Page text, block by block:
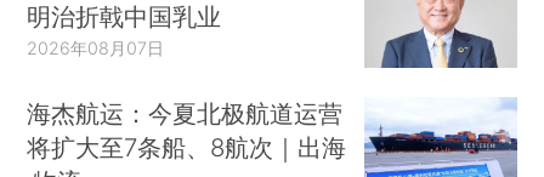
明治折戟中国乳业
2026年08月07日
海杰航运：今夏北极航道运营
将扩大至7条船、8航次｜出海